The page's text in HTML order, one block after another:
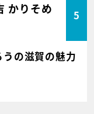
かりそめ
5
の滋賀の魅力